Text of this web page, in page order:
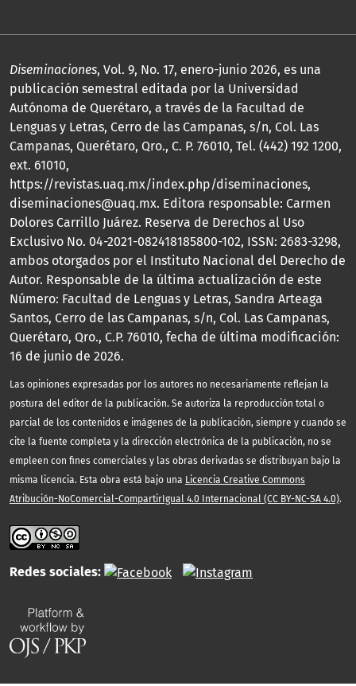
Diseminaciones, Vol. 9, No. 17, enero-junio 2026, es una
publicación semestral editada por la Universidad
Autónoma de Querétaro, a través de la Facultad de
Lenguas y Letras, Cerro de las Campanas, s/n, Col. Las
Campanas, Querétaro, Qro., C. P. 76010, Tel. (442) 192 1200,
ext. 61010,
https://revistas.uaq.mx/index.php/diseminaciones,
diseminaciones@uaq.mx. Editora responsable: Carmen
Dolores Carrillo Juárez. Reserva de Derechos al Uso
Exclusivo No. 04-2021-082418185800-102, ISSN: 2683-3298,
ambos otorgados por el Instituto Nacional del Derecho de
Autor. Responsable de la última actualización de este
Número: Facultad de Lenguas y Letras, Sandra Arteaga
Santos, Cerro de las Campanas, s/n, Col. Las Campanas,
Querétaro, Qro., C.P. 76010, fecha de última modificación:
16 de junio de 2026.
Las opiniones expresadas por los autores no necesariamente reflejan la
postura del editor de la publicación. Se autoriza la reproducción total o
parcial de los contenidos e imágenes de la publicación, siempre y cuando se
cite la fuente completa y la dirección electrónica de la publicación, no se
empleen con fines comerciales y las obras derivadas se distribuyan bajo la
misma licencia. Esta obra está bajo una Licencia Creative Commons
Atribución-NoComercial-CompartirIgual 4.0 Internacional (CC BY-NC-SA 4.0).
Redes sociales: